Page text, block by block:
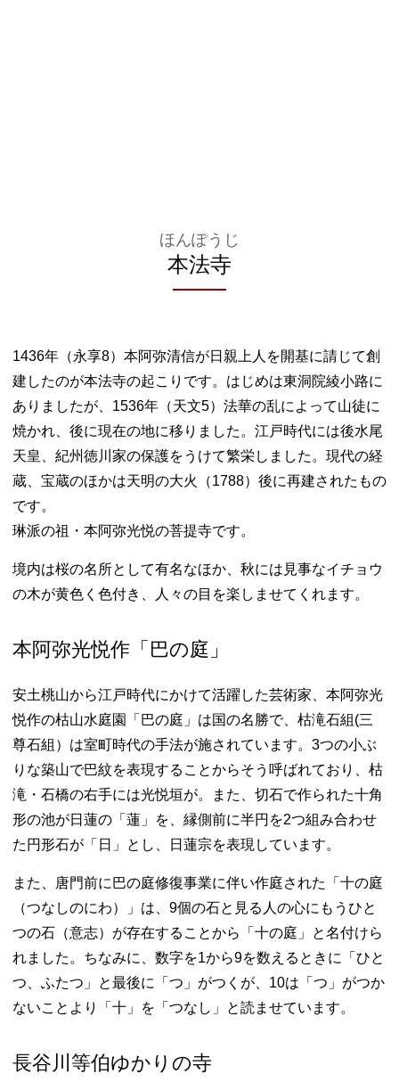
本法寺
ほんぽうじ
1436年（永享8）本阿弥清信が日親上人を開基に請じて創
建したのが本法寺の起こりです。はじめは東洞院綾小路に
ありましたが、1536年（天文5）法華の乱によって山徒に
焼かれ、後に現在の地に移りました。江戸時代には後水尾
天皇、紀州徳川家の保護をうけて繁栄しました。現代の経
蔵、宝蔵のほかは天明の大火（1788）後に再建されたもの
です。
琳派の祖・本阿弥光悦の菩提寺です。
境内は桜の名所として有名なほか、秋には見事なイチョウ
の木が黄色く色付き、人々の目を楽しませてくれます。
本阿弥光悦作「巴の庭」
安土桃山から江戸時代にかけて活躍した芸術家、本阿弥光
悦作の枯山水庭園「巴の庭」は国の名勝で、枯滝石組(三
尊石組）は室町時代の手法が施されています。3つの小ぶ
りな築山で巴紋を表現することからそう呼ばれており、枯
滝・石橋の右手には光悦垣が。また、切石で作られた十角
形の池が日蓮の「蓮」を、縁側前に半円を2つ組み合わせ
た円形石が「日」とし、日蓮宗を表現しています。
また、唐門前に巴の庭修復事業に伴い作庭された「十の庭
（つなしのにわ）」は、9個の石と見る人の心にもうひと
つの石（意志）が存在することから「十の庭」と名付けら
れました。ちなみに、数字を1から9を数えるときに「ひと
つ、ふたつ」と最後に「つ」がつくが、10は「つ」がつか
ないことより「十」を「つなし」と読ませています。
長谷川等伯ゆかりの寺